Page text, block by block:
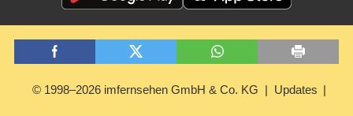
© 1998–2026 imfernsehen GmbH & Co. KG Updates